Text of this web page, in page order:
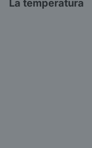
La temperatura